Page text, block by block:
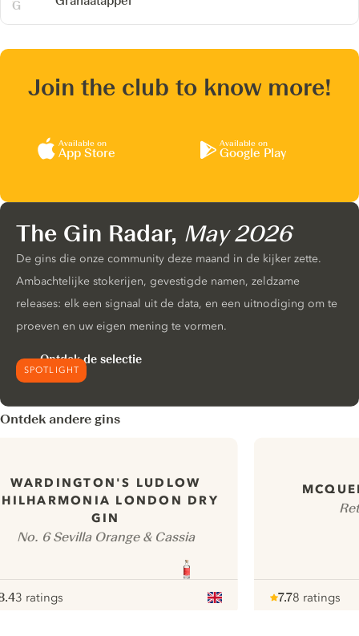
Join the club to know more!
Available on
App Store
Available on
Google Play
SPOTLIGHT
The Gin Radar, May 2026
De gins die onze community deze maand in de kijker zette.
Ambachtelijke stokerijen, gevestigde namen, zeldzame
releases: elk een signaal uit de data, en een uitnodiging om te
proeven en uw eigen mening te vormen.
Ontdek de selectie
Ontdek andere gins
WARDINGTON'S LUDLOW
LONDON DRY
GIN
No. 6 Sevilla Orange & Cassia
3 ratings
7.78 ratings